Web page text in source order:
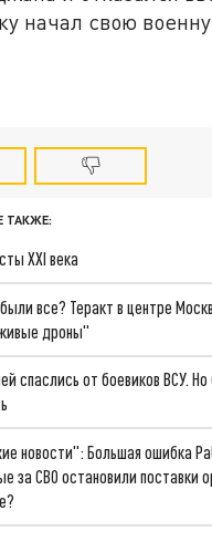
начал свою
ТАКЖЕ:
XXI века
все? Теракт в центре
дроны"
спаслись от боевиков ВСУ.
новости": Большая ошибка
за СВО остановили поставки